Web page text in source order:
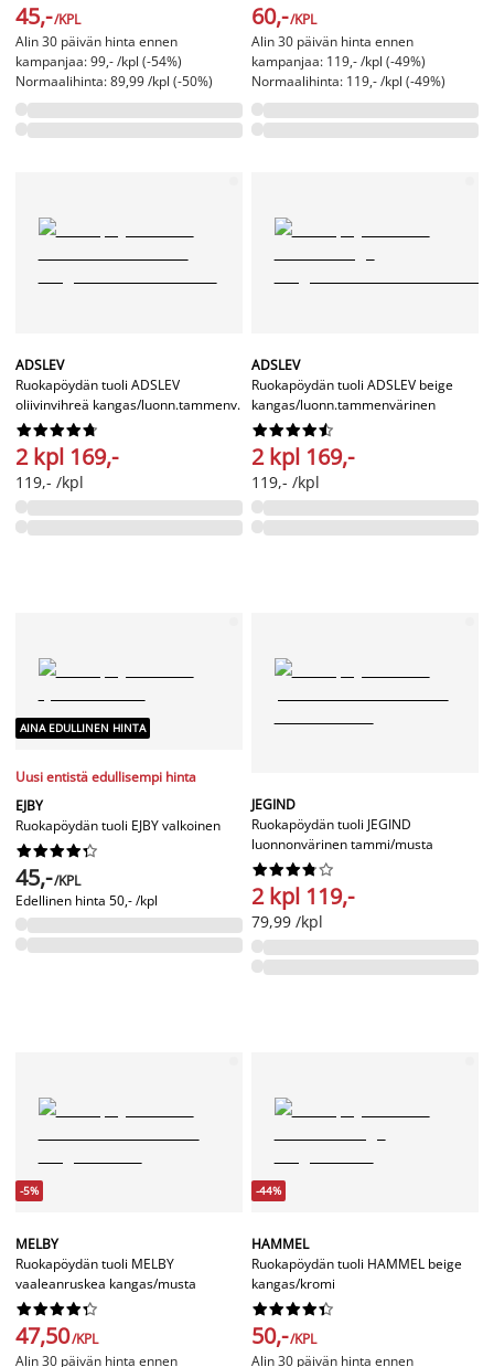
45,-/KPL
Alin 30 päivän hinta ennen
kampanjaa: 99,- /kpl (-54%)
Normaalihinta: 89,99 /kpl (-50%)
60,-/KPL
Alin 30 päivän hinta ennen
kampanjaa: 119,- /kpl (-49%)
Normaalihinta: 119,- /kpl (-49%)
ADSLEV
Ruokapöydän tuoli ADSLEV
oliivinvihreä kangas/luonn.tammenv.






2 kpl 169,-
119,- /kpl
ADSLEV
Ruokapöydän tuoli ADSLEV beige
kangas/luonn.tammenvärinen






2 kpl 169,-
119,- /kpl
AINA EDULLINEN HINTA
Uusi entistä edullisempi hinta
EJBY
Ruokapöydän tuoli EJBY valkoinen






45,-/KPL
Edellinen hinta 50,- /kpl
JEGIND
Ruokapöydän tuoli JEGIND
luonnonvärinen tammi/musta






2 kpl 119,-
79,99 /kpl
-5%
MELBY
Ruokapöydän tuoli MELBY
vaaleanruskea kangas/musta






47,50/KPL
Alin 30 päivän hinta ennen
-44%
HAMMEL
Ruokapöydän tuoli HAMMEL beige
kangas/kromi






50,-/KPL
Alin 30 päivän hinta ennen